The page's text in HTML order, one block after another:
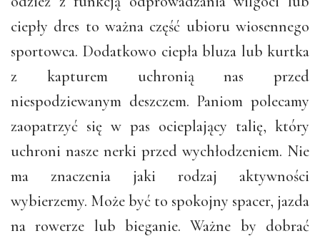
ciepły dres to ważna część ubioru wiosennego
sportowca. Dodatkowo ciepła bluza lub kurtka
z kapturem uchronią nas przed
niespodziewanym deszczem. Paniom polecamy
zaopatrzyć się w pas ocieplający talię, który
uchroni nasze nerki przed wychłodzeniem. Nie
ma znaczenia jaki rodzaj aktywności
wybierzemy. Może być to spokojny spacer, jazda
na rowerze lub bieganie. Ważne by dobrać